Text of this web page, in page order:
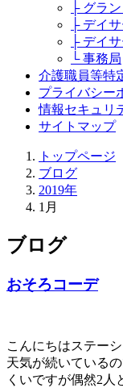
├ グラ
├ デイ
├ デイ
└ 事務局
介護職員等特
プライバシー
情報セキュリ
サイトマップ
トップページ
ブログ
2019年
1月
ブログ
おそろコーデ
こんにちはステー
天気が続いている
くいですが偶然2人